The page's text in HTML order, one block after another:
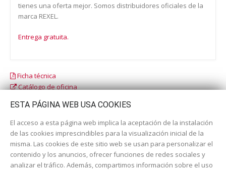
tienes una oferta mejor. Somos distribuidores oficiales de la
marca REXEL.
Entrega gratuita.
Ficha técnica
Catálogo de oficina
Catálogo escolar
ESTA PÁGINA WEB USA COOKIES
El acceso a esta página web implica la aceptación de la instalación
de las cookies imprescindibles para la visualización inicial de la
misma. Las cookies de este sitio web se usan para personalizar el
contenido y los anuncios, ofrecer funciones de redes sociales y
analizar el tráfico. Además, compartimos información sobre el uso